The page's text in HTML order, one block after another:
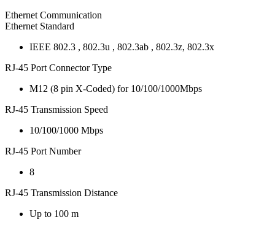
Ethernet Communication
Ethernet Standard
IEEE 802.3 , 802.3u , 802.3ab , 802.3z, 802.3x
RJ-45 Port Connector Type
M12 (8 pin X-Coded) for 10/100/1000Mbps
RJ-45 Transmission Speed
10/100/1000 Mbps
RJ-45 Port Number
8
RJ-45 Transmission Distance
Up to 100 m